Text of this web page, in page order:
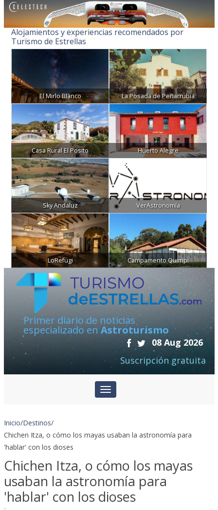
Alojamientos y experiencias recomendados por
Turismo de Estrellas
El Mirlo Blanco La Posada de Peñarrubia
Casa Rural El Posito Huerto Alegre
Sky Andaluz VerAstronomía
LoRefugi Campamento Quimpi
Primer diario de noticias
especializado en Astroturismo
08 Aug 2026
Suscripción gratuita
Inicio/Destinos/
Chichen Itza, o cómo los mayas usaban la astronomía para
'hablar' con los dioses
Chichen Itza, o cómo los mayas
usaban la astronomía para
'hablar' con los dioses